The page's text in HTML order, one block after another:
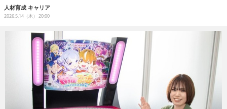
産業政策
イベント/セミナー
eスポーツ
人材育成 キャリア
2026.5.14（木） 20:00